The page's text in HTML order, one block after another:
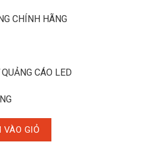
HÃNG
CÁO LED
VÀO GIỎ